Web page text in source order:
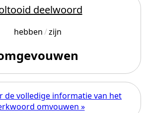
deelwoord
hebben zijn
de volledige informatie van het
omvouwen »